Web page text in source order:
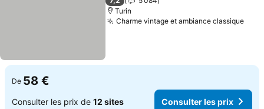
Turin
Charme vintage et ambiance classique
De 58 €
Consulter les prix de 12 sites Consulter les prix